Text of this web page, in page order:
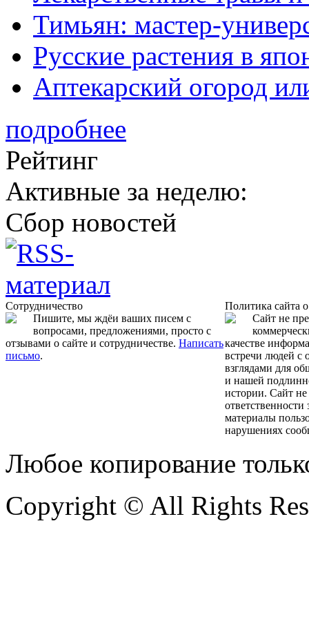
Тимьян: мастер-
Русские растения в
Аптекарский огород
подробнее
Рейтинг
Активные за неделю:
Сбор новостей
Сотрудничество
Пишите, мы ждёи ваших писем с
вопросами, предложениями, просто с
отзывами о сайте и сотрудничестве. Написать
письмо.
Политика сайта
Сайт не
качестве
встречи людей с
взглядами для
и нашей
истории. Сайт не
материалы
нарушениях
Любое копирование
Copyright © All Rights